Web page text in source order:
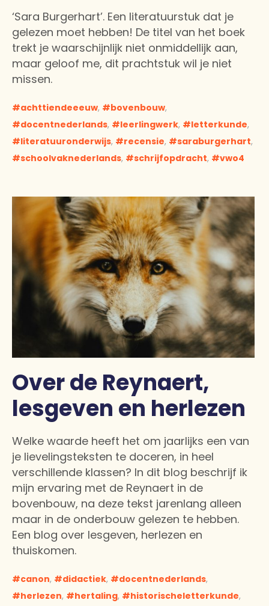
‘Sara Burgerhart’. Een literatuurstuk dat je
gelezen moet hebben! De titel van het boek
trekt je waarschijnlijk niet onmiddellijk aan,
maar geloof me, dit prachtstuk wil je niet
missen.
achttiendeeeuw, bovenbouw,
docentnederlands, leerlingwerk, letterkunde,
literatuuronderwijs, recensie, saraburgerhart,
schoolvaknederlands, schrijfopdracht, vwo4
Over de Reynaert,
lesgeven en herlezen
Welke waarde heeft het om jaarlijks een van
je lievelingsteksten te doceren, in heel
verschillende klassen? In dit blog beschrijf ik
mijn ervaring met de Reynaert in de
bovenbouw, na deze tekst jarenlang alleen
maar in de onderbouw gelezen te hebben.
Een blog over lesgeven, herlezen en
thuiskomen.
canon, didactiek, docentnederlands,
herlezen, hertaling, historischeletterkunde,